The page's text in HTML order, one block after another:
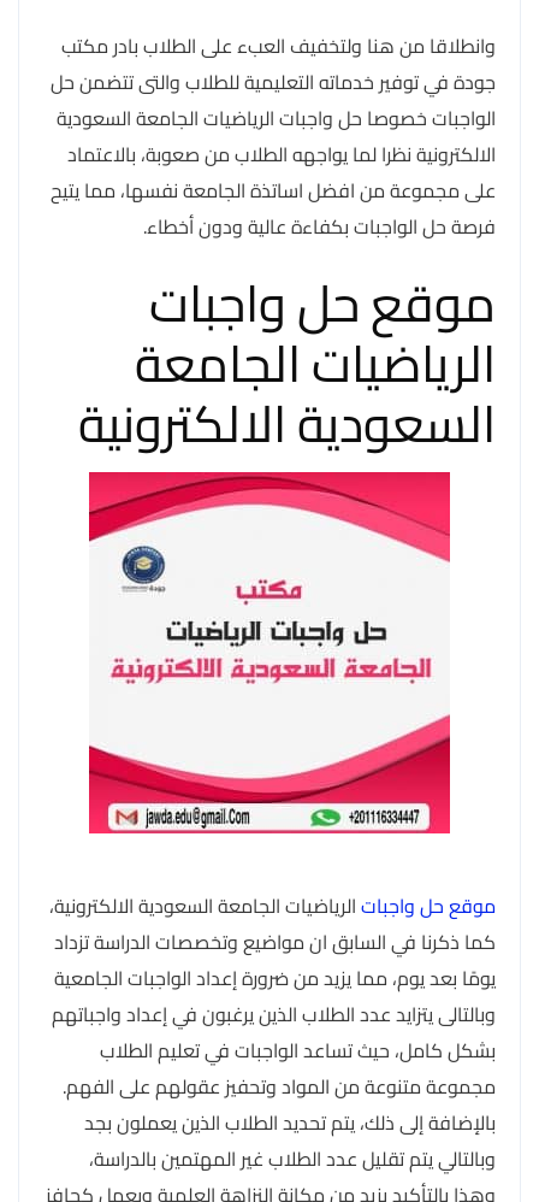
وانطلاقا من هنا ولتخفيف العبء على الطلاب بادر مكتب
جودة في توفير خدماته التعليمية للطلاب والتى تتضمن حل
الواجبات خصوصا حل واجبات الرياضيات الجامعة السعودية
الالكترونية نظرا لما يواجهه الطلاب من صعوبة، بالاعتماد
على مجموعة من افضل اساتذة الجامعة نفسها، مما يتيح
فرصة حل الواجبات بكفاءة عالية ودون أخطاء.
موقع حل واجبات
الرياضيات الجامعة
السعودية الالكترونية
موقع حل واجباتالرياضيات الجامعة السعودية الالكترونية،
كما ذكرنا في السابق ان مواضيع وتخصصات الدراسة تزداد
يومًا بعد يوم، مما يزيد من ضرورة إعداد الواجبات الجامعية
وبالتالى يتزايد عدد الطلاب الذين يرغبون في إعداد واجباتهم
بشكل كامل، حيث تساعد الواجبات في تعليم الطلاب
مجموعة متنوعة من المواد وتحفيز عقولهم على الفهم.
بالإضافة إلى ذلك، يتم تحديد الطلاب الذين يعملون بجد
وبالتالي يتم تقليل عدد الطلاب غير المهتمين بالدراسة،
وهذا بالتأكيد يزيد من مكانة النزاهة العلمية ويعمل كحافز